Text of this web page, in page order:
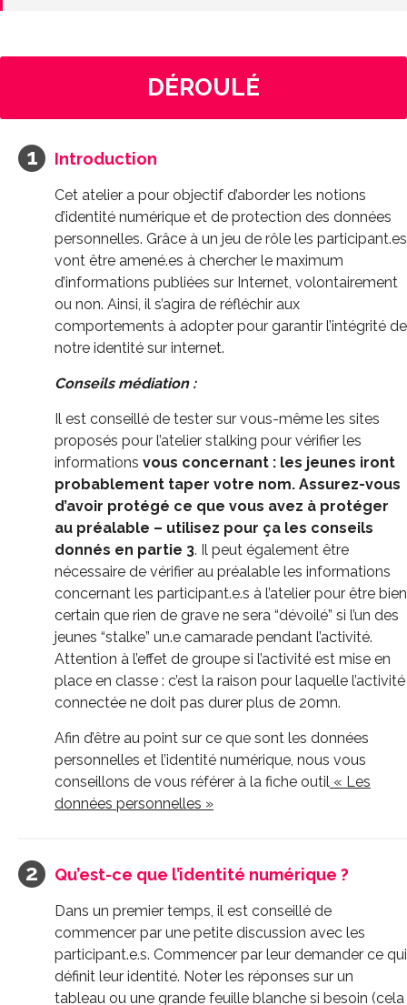
DÉROULÉ
Introduction
Cet atelier a pour objectif d’aborder les notions
d’identité numérique et de protection des données
personnelles. Grâce à un jeu de rôle les participant.es
vont être amené.es à chercher le maximum
d’informations publiées sur Internet, volontairement
ou non. Ainsi, il s’agira de réfléchir aux
comportements à adopter pour garantir l’intégrité de
notre identité sur internet.
Conseils médiation :
Il est conseillé de tester sur vous-même les sites
proposés pour l’atelier stalking pour vérifier les
informations vous concernant : les jeunes iront
probablement taper votre nom. Assurez-vous
d’avoir protégé ce que vous avez à protéger
au préalable – utilisez pour ça les conseils
donnés en partie 3. Il peut également être
nécessaire de vérifier au préalable les informations
concernant les participant.e.s à l’atelier pour être bien
certain que rien de grave ne sera “dévoilé” si l’un des
jeunes “stalke” un.e camarade pendant l’activité.
Attention à l’effet de groupe si l’activité est mise en
place en classe : c’est la raison pour laquelle l’activité
connectée ne doit pas durer plus de 20mn.
Afin d’être au point sur ce que sont les données
personnelles et l’identité numérique, nous vous
conseillons de vous référer à la fiche outil « Les
données personnelles »
Qu’est-ce que l’identité numérique ?
Dans un premier temps, il est conseillé de
commencer par une petite discussion avec les
participant.e.s. Commencer par leur demander ce qui
définit leur identité. Noter les réponses sur un
tableau ou une grande feuille blanche si besoin (cela